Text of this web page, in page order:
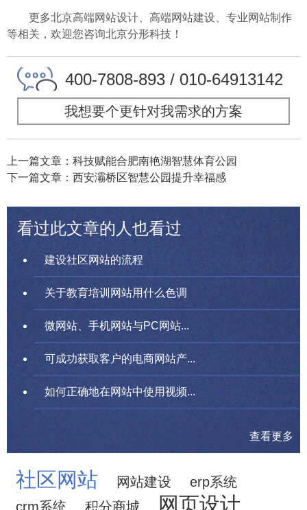
更多北京高端网站设计、高端网站建设、专业网站制作
等相关，欢迎您咨询北京分形科技！
400-7808-893 / 010-64913142
我想要个更针对我需求的方案
上一篇文章：科技赋能合肥南艳湖智慧体育公园
下一篇文章：西安灞桥区智慧公园提升幸福感
看过此文章的人也看过
建设社区网站的流程
关于教育培训网站用什么色调
微网站、手机网站与PC网站...
可成功获取客户的电商网站产...
如何正确地在网站中使用视频...
查看更多
社区网站 网站建设
erp系统
crm系统
积分商城 网页设计